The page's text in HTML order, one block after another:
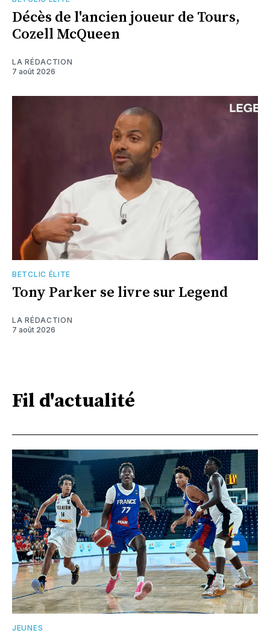
Décès de l'ancien joueur de Tours,
Cozell McQueen
LA RÉDACTION
7 août 2026
BETCLIC ÉLITE
Tony Parker se livre sur Legend
LA RÉDACTION
7 août 2026
Fil d'actualité
JEUNES